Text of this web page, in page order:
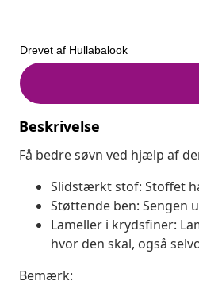
Beskrivelse
Få bedre søvn ved hjælp af
Slidstærkt stof: Stoffet
Støttende ben: Sengen
Lameller i krydsfiner:
hvor den skal, også
Bemærk: